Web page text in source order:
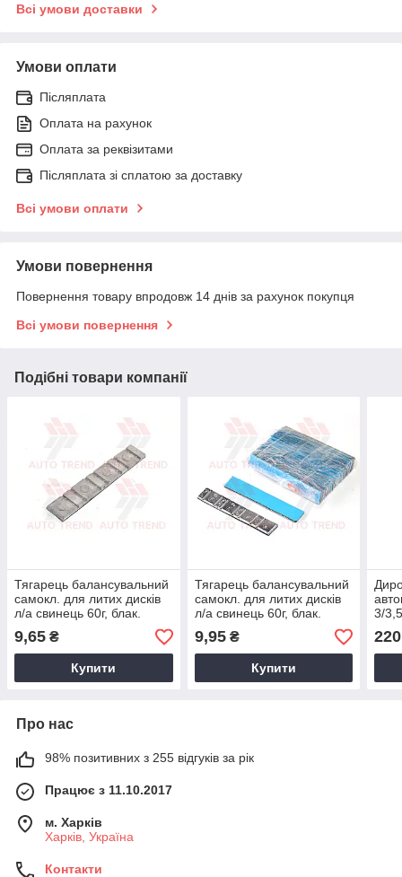
Всі умови доставки
Умови оплати
Післяплата
Оплата на рахунок
Оплата за реквізитами
Післяплата зі сплатою за доставку
Всі умови оплати
Умови повернення
Повернення товару впродовж 14 днів за рахунок покупця
Всі умови повернення
Подібні товари компанії
Тягарець балансувальний
самокл. для литих дискiв
л/а свинець 60г, блак.
скотч, 20шт.
9,65 ₴
Купити
Тягарець балансувальний
самокл. для литих дисків
л/а свинець 60г, блак.
скотч, сіра основа,
Преміум
9,95₴
Купити
3/
220
Про нас
98% позитивних з 255 відгуків за рік
Працює з 11.10.2017
м. Харків
Харків, Україна
Контакти